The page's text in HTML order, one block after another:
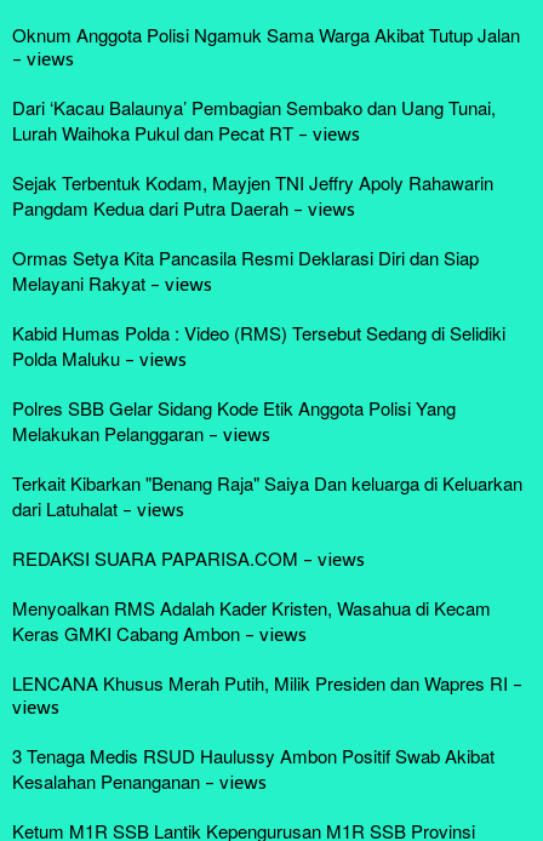
Oknum Anggota Polisi Ngamuk Sama Warga Akibat Tutup Jalan
- views
Dari ‘Kacau Balaunya’ Pembagian Sembako dan Uang Tunai,
Lurah Waihoka Pukul dan Pecat RT - views
Sejak Terbentuk Kodam, Mayjen TNI Jeffry Apoly Rahawarin
Pangdam Kedua dari Putra Daerah - views
Ormas Setya Kita Pancasila Resmi Deklarasi Diri dan Siap
Melayani Rakyat - views
Kabid Humas Polda : Video (RMS) Tersebut Sedang di Selidiki
Polda Maluku - views
Polres SBB Gelar Sidang Kode Etik Anggota Polisi Yang
Melakukan Pelanggaran - views
Terkait Kibarkan "Benang Raja" Saiya Dan keluarga di Keluarkan
dari Latuhalat - views
REDAKSI SUARA PAPARISA.COM - views
Menyoalkan RMS Adalah Kader Kristen, Wasahua di Kecam
Keras GMKI Cabang Ambon - views
LENCANA Khusus Merah Putih, Milik Presiden dan Wapres RI -
views
3 Tenaga Medis RSUD Haulussy Ambon Positif Swab Akibat
Kesalahan Penanganan - views
Ketum M1R SSB Lantik Kepengurusan M1R SSB Provinsi